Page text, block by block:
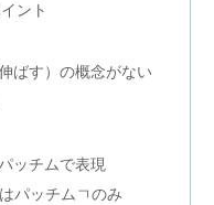
ント
ばす）の概念がない
ッチムで表現
パッチムㄱのみ